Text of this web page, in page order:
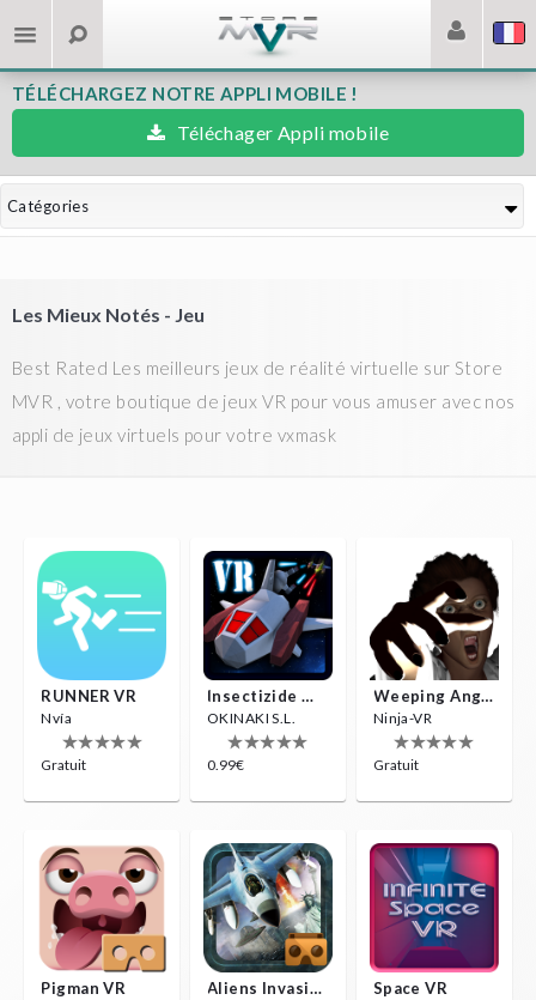
TÉLÉCHARGEZ NOTRE APPLI MOBILE !
Téléchager Appli mobile
Catégories
Les Mieux Notés - Jeu
Best Rated Les meilleurs jeux de réalité virtuelle sur Store
MVR , votre boutique de jeux VR pour vous amuser avec nos
appli de jeux virtuels pour votre vxmask
RUNNER VR
Nvía
Gratuit
Insectizide Wars VR
OKINAKI S.L.
0.99€
Weeping Angels VR
Ninja-VR
Gratuit
Pigman VR Aliens Invasion VR Space VR